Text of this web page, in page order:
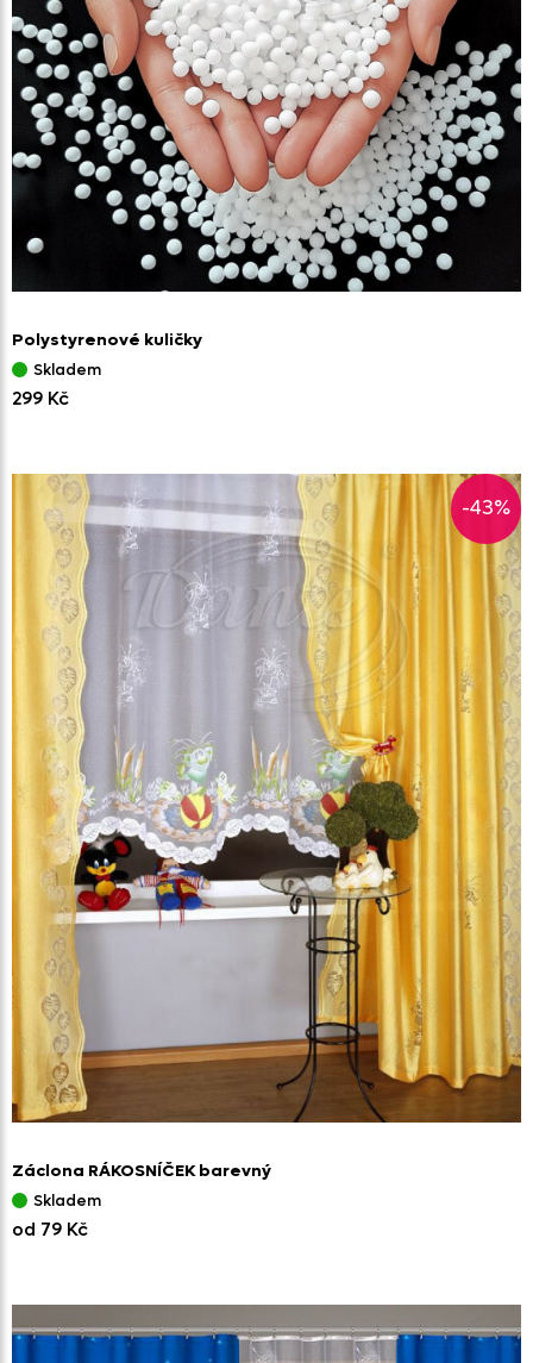
Polystyrenové kuličky
Skladem
299 Kč
-43%
Záclona RÁKOSNÍČEK barevný
Skladem
od 79 Kč